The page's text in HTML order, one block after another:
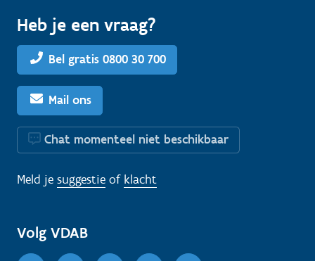
Heb je een vraag?
Bel gratis 0800 30 700
Mail ons
Chat momenteel niet beschikbaar
Meld je suggestie of klacht
Volg VDAB